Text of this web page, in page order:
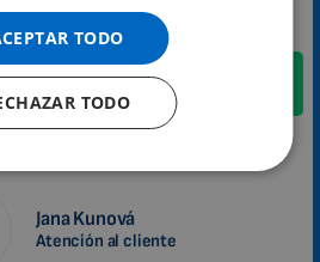
Enviar
Jana Kunová
Atención al cliente
SPANISH
CATALAN
HINDI
TODO
TODO